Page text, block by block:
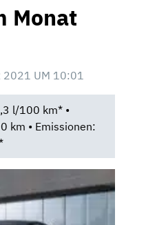
Monat
2021 UM 10:01
l/100 km* •
km • Emissionen: